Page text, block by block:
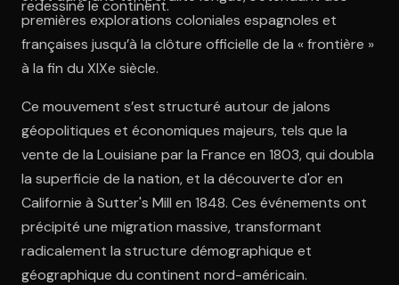
redessiné le continent.
premières explorations coloniales espagnoles et
françaises jusqu’à la clôture officielle de la « frontière »
à la fin du XIXe siècle.
Ce mouvement s’est structuré autour de jalons
géopolitiques et économiques majeurs, tels que la
vente de la Louisiane par la France en 1803, qui doubla
la superficie de la nation, et la découverte d'or en
Californie à Sutter's Mill en 1848. Ces événements ont
précipité une migration massive, transformant
radicalement la structure démographique et
géographique du continent nord-américain.